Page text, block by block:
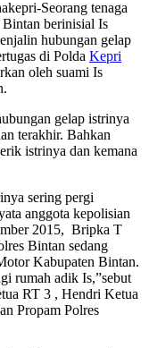
Seorang tenaga
berinisial Is
hubungan gelap
di Polda Kepri
oleh suami Is
gelap istrinya
terakhir. Bahkan
istrinya dan kemana
sering pergi
anggota kepolisian
2015, Bripka T
Bintan sedang
Kabupaten Bintan.
rumah adik Is,”sebut
RT 3 , Hendri Ketua
Propam Polres